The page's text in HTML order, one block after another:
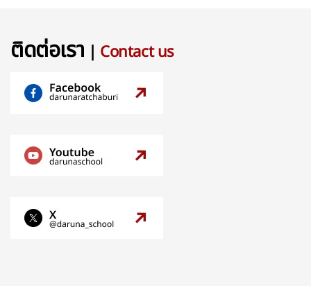
ติดต่อเรา | Contact us